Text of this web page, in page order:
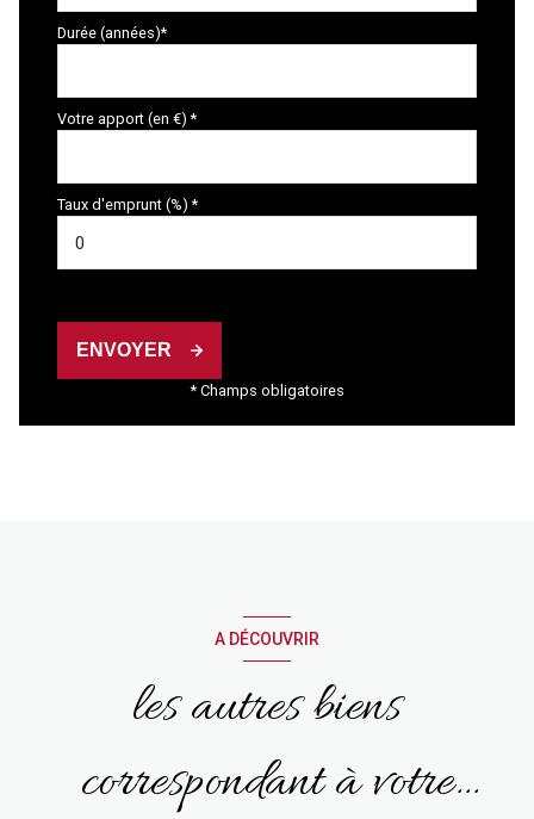
Durée (années)*
Votre apport (en €) *
Taux d'emprunt (%) *
ENVOYER
* Champs obligatoires
A DÉCOUVRIR
les autres biens
correspondant à votre